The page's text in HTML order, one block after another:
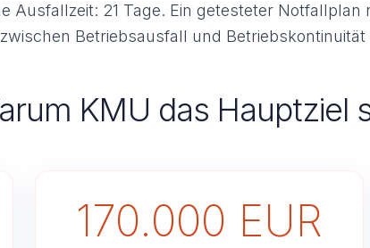
21 Tage. Ein getesteter Notfallplan
Betriebsausfall und
KMU das Hauptziel
170.000 EUR